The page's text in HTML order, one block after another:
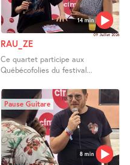
14 min
09 Juillet 2026
RAU_ZE
Ce quartet participe aux
Québécofolies du festival...
8 min
Pause Guitare